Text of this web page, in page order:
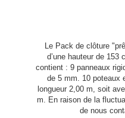
Le Pack de clôture
d’une hauteur de 153
contient : 9 panneaux
de 5 mm. 10 poteaux
longueur 2,00 m, soit
m. En raison de la
de nous